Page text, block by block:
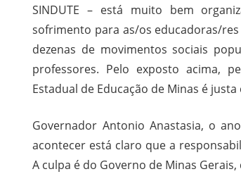
SINDUTE – está muito bem
sofrimento para as/os educadoras/
dezenas de movimentos sociais
professores. Pelo exposto acima,
Estadual de Educação de Minas é justa
Governador Antonio Anastasia, o
acontecer está claro que a
A culpa é do Governo de Minas